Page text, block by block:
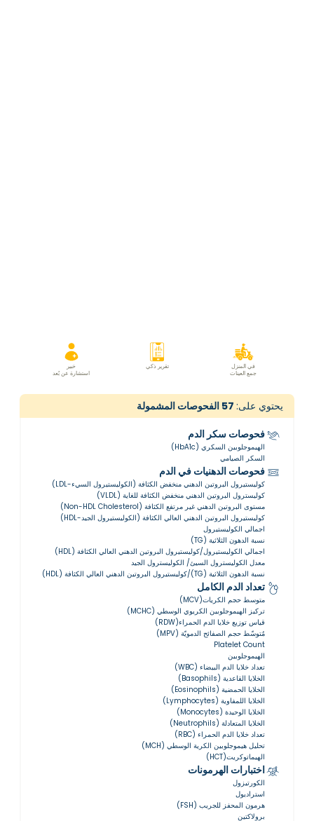
في المنزل
جمع العينات
تقرير ذكي
خبير
استشارة عن بُعد
يحتوي على: 57 الفحوصات المشمولة
فحوصات سكر الدم
الهيموجلوبين السكري (HbA1c)
السكر الصيامي
فحوصات الدهنيات في الدم
كوليستيرول البروتين الدهني منخفض الكثافة (الكوليستيرول السيء-LDL)
كوليسترول البروتين الدهني منخفض الكثافة للغاية (VLDL)
مستوى البروتين الدهني غير مرتفع الكثافة (Non-HDL Cholesterol)
كوليستيرول البروتين الدهني العالي الكثافة (الكوليستيرول الجيد-HDL)
اجمالي الكوليستيرول
نسبة الدهون الثلاثية (TG)
اجمالي الكوليستيرول/كوليستيرول البروتين الدهني العالي الكثافة (HDL)
معدل الكوليسترول السيئ/ الكوليسترول الجيد
نسبة الدهون الثلاثية (TG)/كوليستيرول البروتين الدهني العالي الكثافة (HDL)
تعداد الدم الكامل
متوسط حجم الكريات(MCV)
تركيز الهيموجلوبين الكريوي الوسطي (MCHC)
قياس توزيع خلايا الدم الحمراء(RDW)
مُتوسّط ​​حجم الصفائح الدمويّة (MPV)
Platelet Count
الهيموجلوبين
تعداد خلايا الدم البيضاء (WBC)
الخلايا القاعدية (Basophils)
الخلايا الحمضية (Eosinophils)
الخلايا اللمفاوية (Lymphocytes)
الخلايا الوحيدة (Monocytes)
الخلايا المتعادلة (Neutrophils)
تعداد خلايا الدم الحمراء (RBC)
تحليل هيموجلوبين الكرية الوسطي (MCH)
الهيماتوكريت(HCT)
اختبارات الهرمونات
الكورتيزول
استراديول
هرمون المحفز للجريب (FSH)
برولاكتين